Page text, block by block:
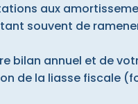
aux
souvent de
bilan annuel et de
de la liasse fiscale